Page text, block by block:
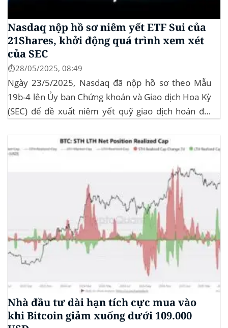
Nasdaq nộp hồ sơ niêm yết ETF Sui của
21Shares, khởi động quá trình xem xét
của SEC
⏱️28/05/2025, 08:49
Ngày 23/5/2025, Nasdaq đã nộp hồ sơ theo Mẫu
19b-4 lên Ủy ban Chứng khoán và Giao dịch Hoa Kỳ
(SEC) để đề xuất niêm yết quỹ giao dịch hoán đổi
trình xem xét chính thức của SEC đối với...
Nhà đầu tư dài hạn tích cực mua vào
khi Bitcoin giảm xuống dưới 109.000